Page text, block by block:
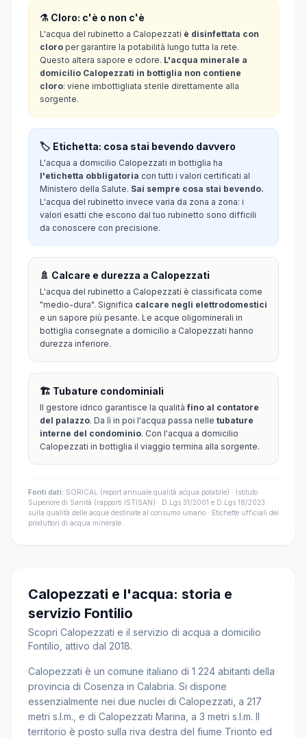
⚗️ Cloro: c'è o non c'è
L'acqua del rubinetto a Calopezzati è disinfettata con
cloro per garantire la potabilità lungo tutta la rete.
Questo altera sapore e odore. L'acqua minerale a
domicilio Calopezzati in bottiglia non contiene
cloro: viene imbottigliata sterile direttamente alla
sorgente.
🏷️ Etichetta: cosa stai bevendo davvero
L'acqua a domicilio Calopezzati in bottiglia ha
l'etichetta obbligatoria con tutti i valori certificati al
Ministero della Salute. Sai sempre cosa stai bevendo.
L'acqua del rubinetto invece varia da zona a zona: i
valori esatti che escono dal tuo rubinetto sono difficili
da conoscere con precisione.
🚿 Calcare e durezza a Calopezzati
L'acqua del rubinetto a Calopezzati è classificata come
"medio-dura". Significa calcare negli elettrodomestici
e un sapore più pesante. Le acque oligominerali in
bottiglia consegnate a domicilio a Calopezzati hanno
durezza inferiore.
🏗️ Tubature condominiali
Il gestore idrico garantisce la qualitàfino al contatore
del palazzo. Da lì in poi l'acqua passa nelle tubature
interne del condominio. Con l'acqua a domicilio
Calopezzati in bottiglia il viaggio termina alla sorgente.
Fonti dati: SORICAL (report annuale qualità acqua potabile) · Istituto
Superiore di Sanità (rapporti ISTISAN) · D.Lgs 31/2001 e D.Lgs 18/2023
sulla qualità delle acque destinate al consumo umano · Etichette ufficiali dei
produttori di acqua minerale.
Calopezzati e l'acqua: storia e
servizio Fontilio
Scopri Calopezzati e il servizio di acqua a domicilio
Fontilio, attivo dal 2018.
Calopezzati è un comune italiano di 1 224 abitanti della
provincia di Cosenza in Calabria. Si dispone
essenzialmente nei due nuclei di Calopezzati, a 217
metri s.l.m., e di Calopezzati Marina, a 3 metri s.l.m. Il
territorio è posto sulla riva destra del fiume Trionto ed